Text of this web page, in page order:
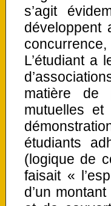
s’agit
développent
L’étudiant a
matière de
mutuelles
étudiants
(logique de
faisait «
d’un